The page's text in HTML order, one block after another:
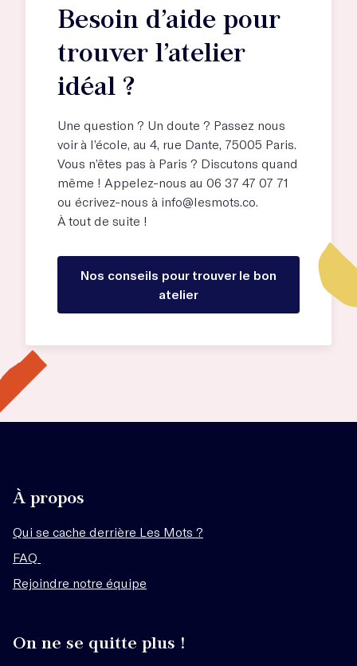
Besoin d’aide pour
trouver l’atelier
idéal ?
Une question ? Un doute ? Passez nous
voir à l’école, au 4, rue Dante, 75005 Paris.
Vous n’êtes pas à Paris ? Discutons quand
même ! Appelez-nous au 06 37 47 07 71
ou écrivez-nous à info@lesmots.co.
À tout de suite !
Nos conseils pour trouver le bon
atelier
À propos
Qui se cache derrière Les Mots ?
FAQ
Rejoindre notre équipe
On ne se quitte plus !